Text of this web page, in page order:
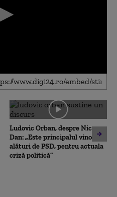
Ludovic Orban, despre Nicușor
Dan: „Este principalul vinovat,
alături de PSD, pentru actuala
criză politică”